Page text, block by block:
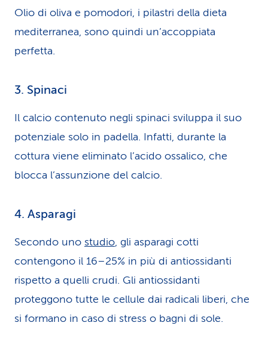
Olio di oliva e pomodori, i pilastri della dieta
mediterranea, sono quindi un’accoppiata
perfetta.
3. Spinaci
Il calcio contenuto negli spinaci sviluppa il suo
potenziale solo in padella. Infatti, durante la
cottura viene eliminato l’acido ossalico, che
blocca l’assunzione del calcio.
4. Asparagi
Secondo uno studio, gli asparagi cotti
contengono il 16–25% in più di antiossidanti
rispetto a quelli crudi. Gli antiossidanti
proteggono tutte le cellule dai radicali liberi, che
si formano in caso di stress o bagni di sole.